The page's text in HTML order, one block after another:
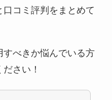
口コミ評判をまとめて
べきか悩んでいる方
さい！